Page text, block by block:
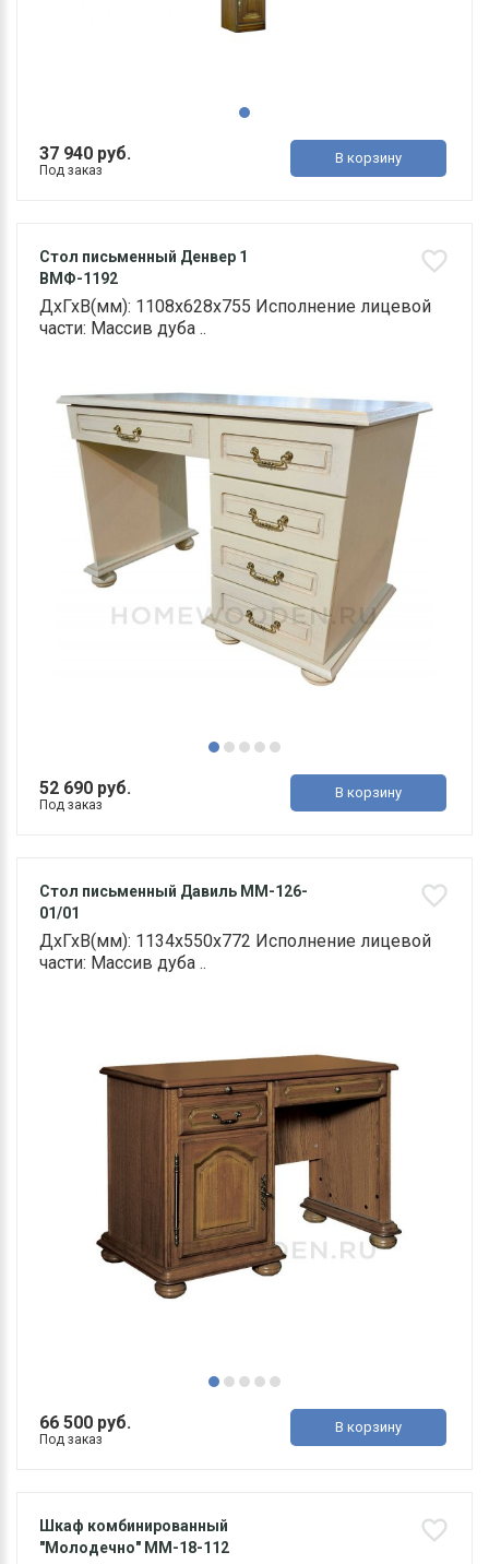
37 940 руб.
Под заказ
В корзину
Стол письменный Денвер 1
ВМФ-1192
ДхГхВ(мм): 1108х628х755 Исполнение лицевой
части: Массив дуба ..
52 690 руб.
Под заказ
В корзину
Стол письменный Давиль ММ-126-
01/01
ДхГхВ(мм): 1134х550х772 Исполнение лицевой
части: Массив дуба ..
66 500 руб.
Под заказ
В корзину
Шкаф комбинированный
"Молодечно" ММ-18-112